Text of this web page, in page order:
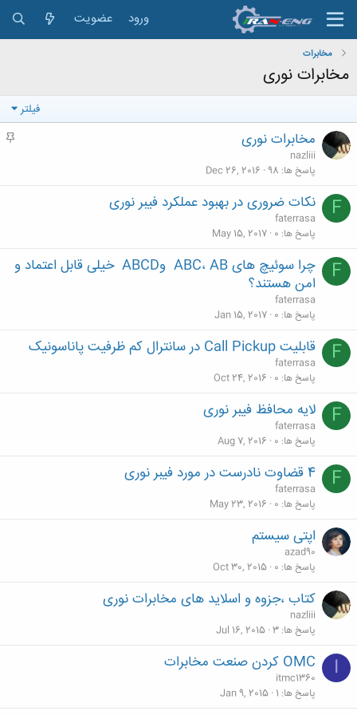
ورود عضویت
مخابرات
مخابرات نوری
فیلتر
م
مخابرات نوری
nazliii
پاسخ ها 98
Dec 26, 2016
F نکات ضروری در بهبود عملکرد فیبر نوری
faterrasa
پاسخ ها 0
May 15, 2017
F
چرا سوئیچ های ‎ ABC، AB وABCD ‏ خیلی قابل اعتماد و
امن هستند؟
faterrasa
پاسخ ها 0
Jan 15, 2017
F قابلیت Call Pickup در سانترال کم ظرفیت پاناسونیک
faterrasa
پاسخ ها 0
Oct 24, 2016
F لایه محافظ فیبر نوری
faterrasa
پاسخ ها 0
Aug 7, 2016
F 4 قضاوت نادرست در مورد فیبر نوری
faterrasa
پاسخ ها 0
May 23, 2016
اپتی سیستم
azad90
پاسخ ها 0
Oct 30, 2015
کتاب ،جزوه و اسلاید های مخابرات نوری
nazliii
پاسخ ها 3
Jul 16, 2015
I OMC کردن صنعت مخابرات
itmc1360
پاسخ ها 1
Jan 9, 2015